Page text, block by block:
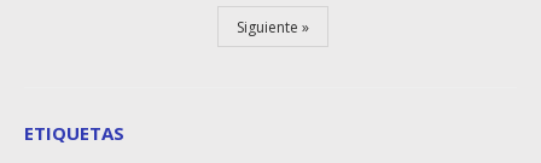
Siguiente
ETIQUETAS